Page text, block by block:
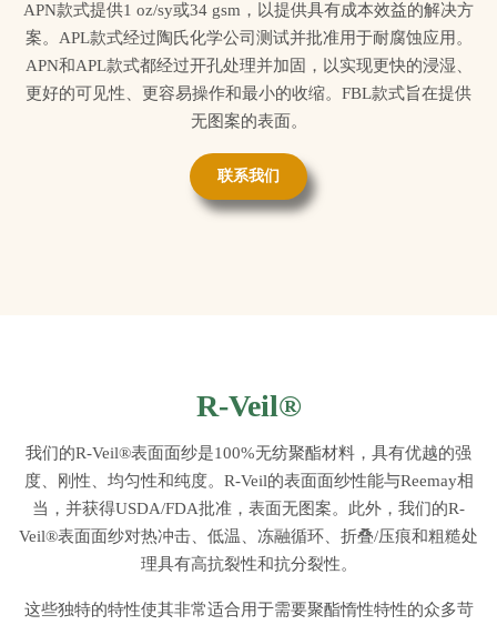
APN款式提供1 oz/sy或34 gsm，以提供具有成本效益的解决方
案。APL款式经过陶氏化学公司测试并批准用于耐腐蚀应用。
APN和APL款式都经过开孔处理并加固，以实现更快的浸湿、
更好的可见性、更容易操作和最小的收缩。FBL款式旨在提供
无图案的表面。
联系我们
R-Veil®
我们的R-Veil®表面面纱是100%无纺聚酯材料，具有优越的强
度、刚性、均匀性和纯度。R-Veil的表面面纱性能与Reemay相
当，并获得USDA/FDA批准，表面无图案。此外，我们的R-
Veil®表面面纱对热冲击、低温、冻融循环、折叠/压痕和粗糙处
理具有高抗裂性和抗分裂性。
这些独特的特性使其非常适合用于需要聚酯惰性特性的众多苛